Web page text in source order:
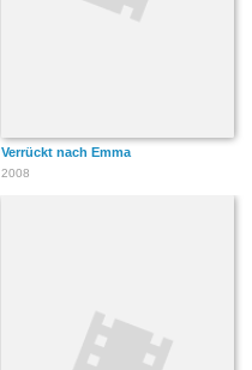
Verrückt nach Emma
2008